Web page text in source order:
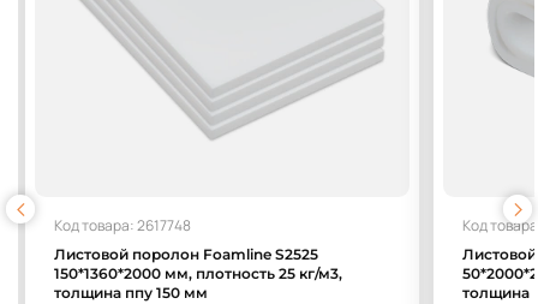
Код товара: 2617748
Листовой поролон Foamline S2525
150*1360*2000 мм, плотность 25 кг/м3,
толщина ппу 150 мм
Код
толщина